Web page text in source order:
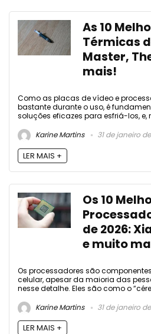
As 10
Térmicas
Master,
mais!
Como as placas de vídeo e
bastante durante o uso, é
soluções eficazes para esfriá-los, e,
Karine Martins
31 de janeiro
LER MAIS +
Os 10
de 2026:
e muito
Os processadores são
celular, apesar da maioria das
nesse detalhe. Eles são como o
Karine Martins
31 de janeiro
LER MAIS +